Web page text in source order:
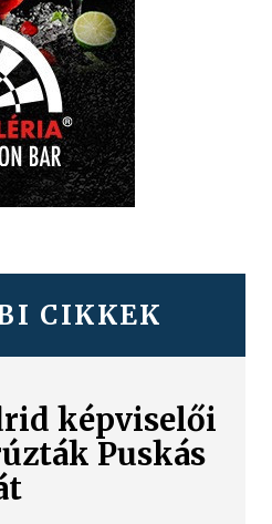
CIKKEK
képviselői
Puskás